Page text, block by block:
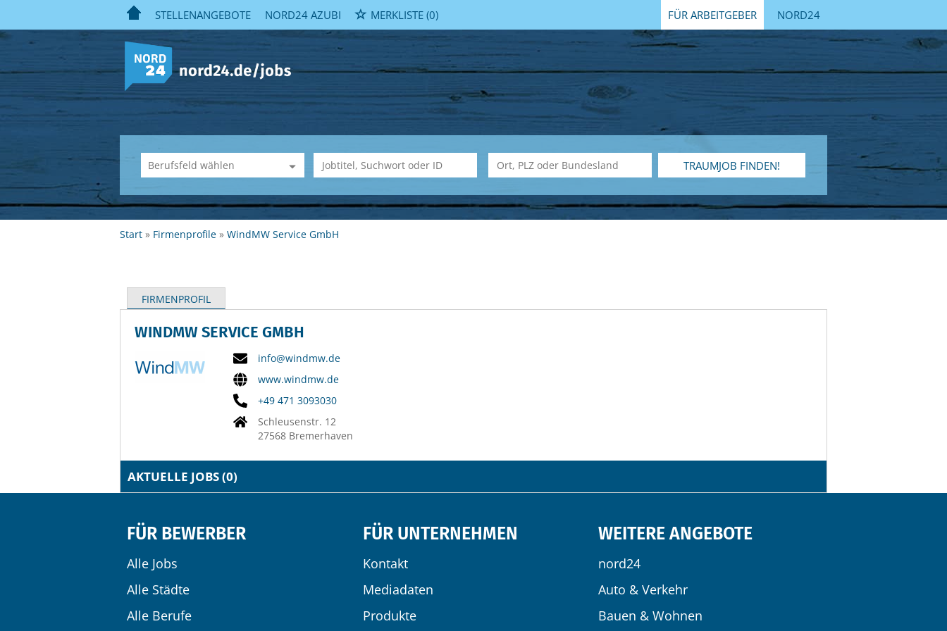
STELLENANGEBOTE NORD24 AZUBI MERKLISTE (0) FÜR ARBEITGEBER NORD24
TRAUMJOB FINDEN!
Start Firmenprofile WindMW Service GmbH
FIRMENPROFIL
WINDMW SERVICE GMBH
info@windmw.de
www.windmw.de
+49 471 3093030
Schleusenstr. 12
27568 Bremerhaven
AKTUELLE JOBS (0)
FÜR BEWERBER
Alle Jobs
Alle Städte
Alle Berufe
FÜR UNTERNEHMEN
Kontakt
Mediadaten
Produkte
WEITERE ANGEBOTE
nord24
Auto & Verkehr
Bauen & Wohnen